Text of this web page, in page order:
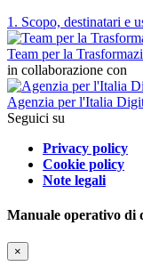
1. Scopo, destinatari e
Team per la
in collaborazione con
Agenzia per l'Italia
Seguici su
Privacy policy
Cookie policy
Note legali
Manuale operativo di
×